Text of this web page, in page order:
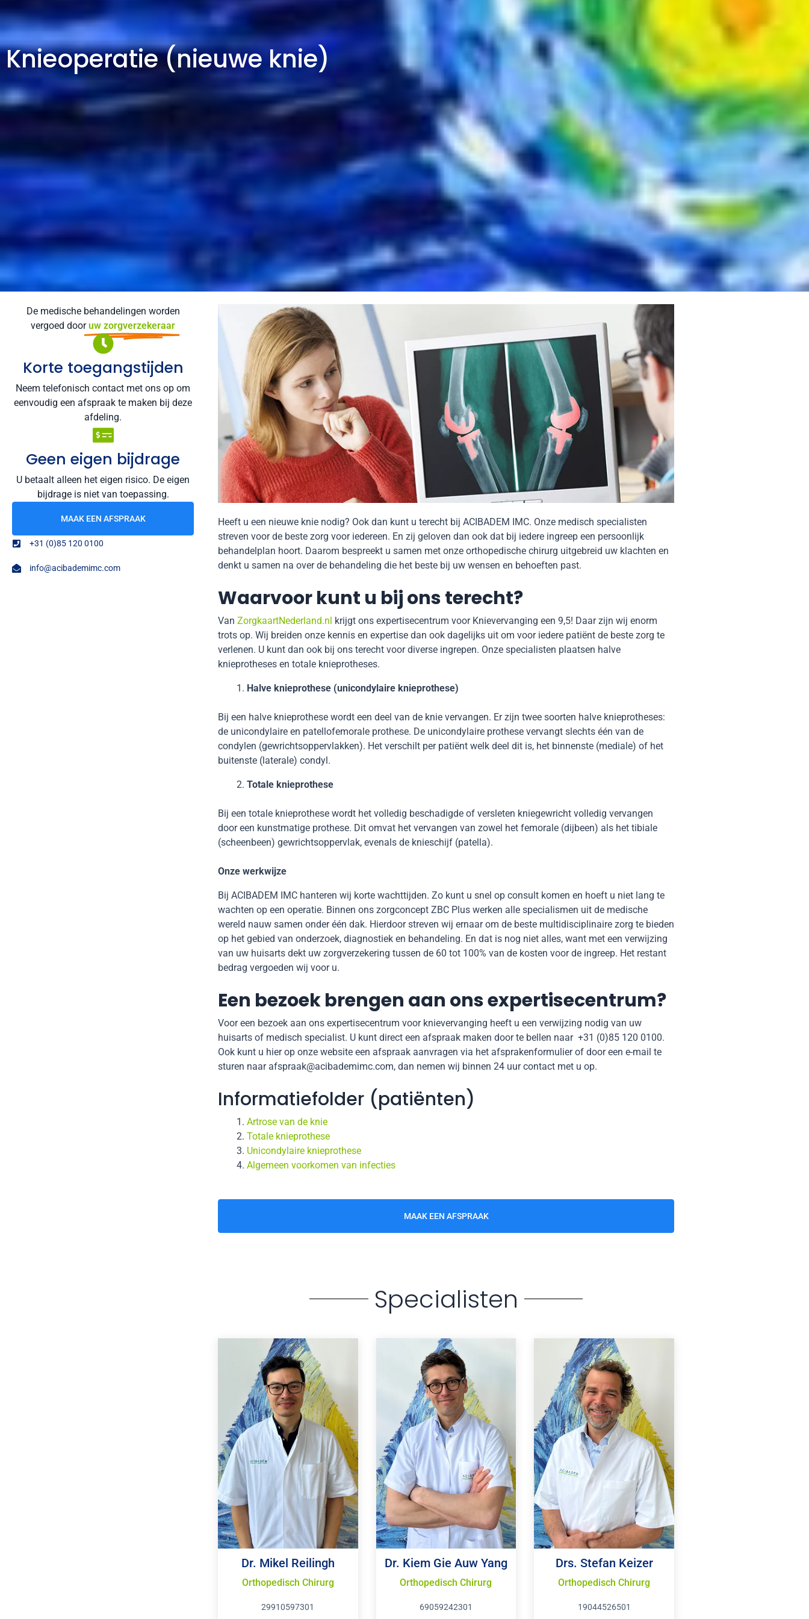
Knieoperatie (nieuwe knie)
De medische behandelingen worden
vergoed door uw zorgverzekeraar
Korte toegangstijden
Neem telefonisch contact met ons op om
eenvoudig een afspraak te maken bij deze
afdeling.
Geen eigen bijdrage
U betaalt alleen het eigen risico. De eigen
bijdrage is niet van toepassing.
MAAK EEN AFSPRAAK
+31 (0)85 120 0100
info@acibademimc.com
Heeft u een nieuwe knie nodig? Ook dan kunt u terecht bij ACIBADEM IMC. Onze medisch specialisten
streven voor de beste zorg voor iedereen. En zij geloven dan ook dat bij iedere ingreep een persoonlijk
behandelplan hoort. Daarom bespreekt u samen met onze orthopedische chirurg uitgebreid uw klachten en
denkt u samen na over de behandeling die het beste bij uw wensen en behoeften past.
Waarvoor kunt u bij ons terecht?
Van ZorgkaartNederland.nl krijgt ons expertisecentrum voor Knievervanging een 9,5! Daar zijn wij enorm
trots op. Wij breiden onze kennis en expertise dan ook dagelijks uit om voor iedere patiënt de beste zorg te
verlenen. U kunt dan ook bij ons terecht voor diverse ingrepen. Onze specialisten plaatsen halve
knieprotheses en totale knieprotheses.
Halve knieprothese (unicondylaire knieprothese)
Bij een halve knieprothese wordt een deel van de knie vervangen. Er zijn twee soorten halve knieprotheses:
de unicondylaire en patellofemorale prothese. De unicondylaire prothese vervangt slechts één van de
condylen (gewrichtsoppervlakken). Het verschilt per patiënt welk deel dit is, het binnenste (mediale) of het
buitenste (laterale) condyl.
Totale knieprothese
Bij een totale knieprothese wordt het volledig beschadigde of versleten kniegewricht volledig vervangen
door een kunstmatige prothese. Dit omvat het vervangen van zowel het femorale (dijbeen) als het tibiale
(scheenbeen) gewrichtsoppervlak, evenals de knieschijf (patella).
Onze werkwijze
Bij ACIBADEM IMC hanteren wij korte wachttijden. Zo kunt u snel op consult komen en hoeft u niet lang te
wachten op een operatie. Binnen ons zorgconcept ZBC Plus werken alle specialismen uit de medische
wereld nauw samen onder één dak. Hierdoor streven wij ernaar om de beste multidisciplinaire zorg te bieden
op het gebied van onderzoek, diagnostiek en behandeling. En dat is nog niet alles, want met een verwijzing
van uw huisarts dekt uw zorgverzekering tussen de 60 tot 100% van de kosten voor de ingreep. Het restant
bedrag vergoeden wij voor u.
Een bezoek brengen aan ons expertisecentrum?
Voor een bezoek aan ons expertisecentrum voor knievervanging heeft u een verwijzing nodig van uw
huisarts of medisch specialist. U kunt direct een afspraak maken door te bellen naar +31 (0)85 120 0100.
Ook kunt u hier op onze website een afspraak aanvragen via het afsprakenformulier of door een e-mail te
sturen naar afspraak@acibademimc.com, dan nemen wij binnen 24 uur contact met u op.
Informatiefolder (patiënten)
Artrose van de knie
Totale knieprothese
Unicondylaire knieprothese
Algemeen voorkomen van infecties
MAAK EEN AFSPRAAK
Specialisten
Dr. Mikel Reilingh
Orthopedisch Chirurg
29910597301
Dr. Kiem Gie Auw Yang
Orthopedisch Chirurg
69059242301
Drs. Stefan Keizer
Orthopedisch Chirurg
19044526501